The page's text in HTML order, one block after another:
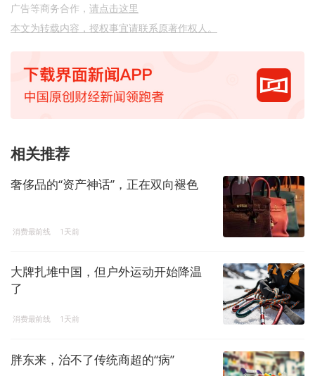
广告等商务合作， 请点击这里
本文为转载内容，授权事宜请联系原著作权人。
相关推荐
奢侈品的“资产神话”，正在双向褪色
消费最前线 1天前
大牌扎堆中国，但户外运动开始降温
了
消费最前线 1天前
胖东来，治不了传统商超的“病”